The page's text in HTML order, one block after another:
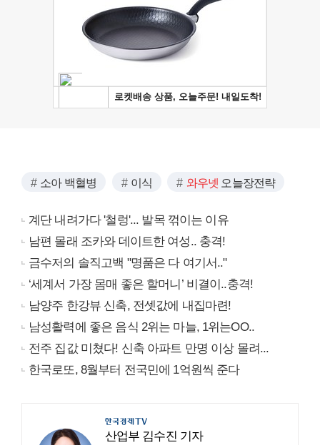
소아 백혈병 이식 와우넷 오늘장전략
계단 내려가다 '철렁'... 발목 꺾이는 이유
남편 몰래 조카와 데이트한 여성.. 충격!
금수저의 솔직고백 "명품은 다 여기서.."
‘세계서 가장 몸매 좋은 할머니’ 비결이..충격!
남양주 한강뷰 신축, 전셋값에 내집마련!
남성활력에 좋은 음식 2위는 마늘, 1위는OO..
전주 집값 미쳤다! 신축 아파트 만명 이상 몰려...
한국로또, 8월부터 전국민에 1억원씩 준다
산업부 김수진 기자